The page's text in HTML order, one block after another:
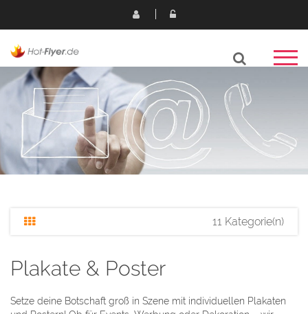
11 Kategorie(n)
Plakate & Poster
Setze deine Botschaft groß in Szene mit individuellen Plakaten